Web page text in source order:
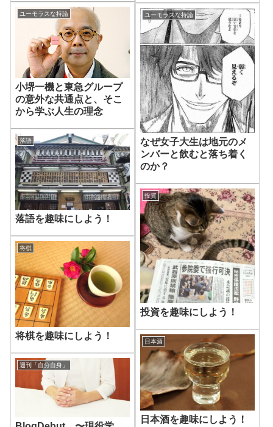
ユーモラスな持論
小堺一機と東急グループ
の意外な共通点と、そこ
から学ぶ人生の理念
ユーモラスな持論
なぜ女子大生は地元のメ
ンバーと飲むと落ち着く
のか？
落語
落語を趣味にしよう！
投資
投資を趣味にしよう！
将棋
将棋を趣味にしよう！
日本酒
日本酒を趣味にしよう！
週刊「自分自身」